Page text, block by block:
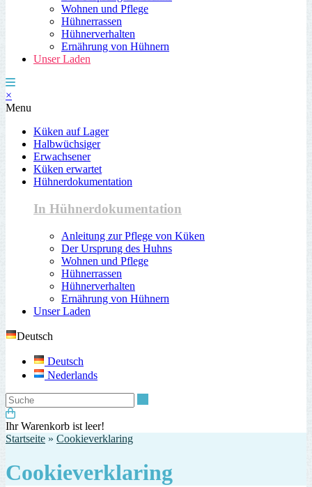
Wohnen und Pflege
Hühnerrassen
Hühnerverhalten
Ernährung von Hühnern
Unser Laden
×
Menu
Küken auf Lager
Halbwüchsiger
Erwachsener
Küken erwartet
Hühnerdokumentation
In Hühnerdokumentation
Anleitung zur Pflege von Küken
Der Ursprung des Huhns
Wohnen und Pflege
Hühnerrassen
Hühnerverhalten
Ernährung von Hühnern
Unser Laden
Deutsch
Deutsch
Nederlands
Ihr Warenkorb ist leer!
Startseite » Cookieverklaring
Cookieverklaring